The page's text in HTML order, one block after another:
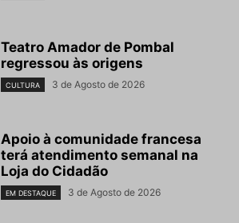
Teatro Amador de Pombal
regressou às origens
CULTURA 3 de Agosto de 2026
Apoio à comunidade francesa
terá atendimento semanal na
Loja do Cidadão
EM DESTAQUE 3 de Agosto de 2026